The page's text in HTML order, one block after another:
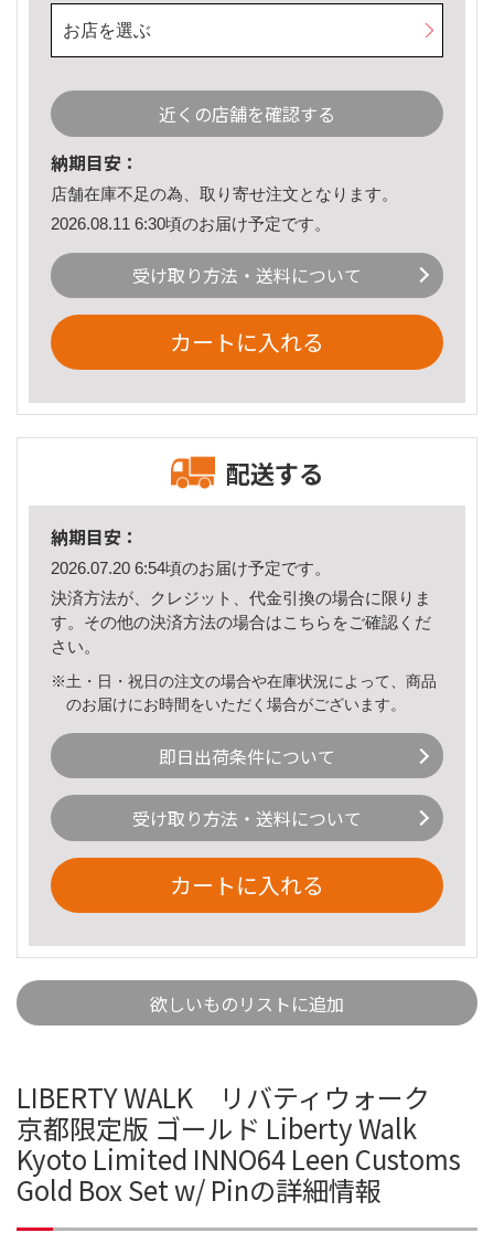
お店を選ぶ
近くの店舗を確認する
納期目安：
店舗在庫不足の為、取り寄せ注文となります。
2026.08.11 6:30頃のお届け予定です。
受け取り方法・送料について
カートに入れる
配送する
納期目安：
2026.07.20 6:54頃のお届け予定です。
決済方法が、クレジット、代金引換の場合に限りま
す。その他の決済方法の場合はこちら をご確認くだ
さい。
※土・日・祝日の注文の場合や在庫状況によって、商品
のお届けにお時間をいただく場合がございます。
即日出荷条件について
受け取り方法・送料について
カートに入れる
欲しいものリストに追加
LIBERTY WALK リバティウォーク
京都限定版 ゴールド Liberty Walk
Kyoto Limited INNO64 Leen Customs
Gold Box Set w/ Pinの詳細情報